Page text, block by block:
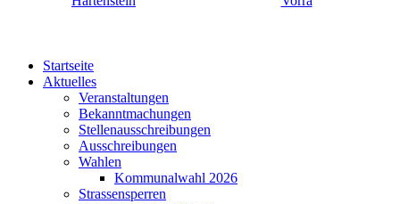
Startseite
Aktuelles
Veranstaltungen
Bekanntmachungen
Stellenausschreibungen
Ausschreibungen
Wahlen
Kommunalwahl 2026
Strassensperren